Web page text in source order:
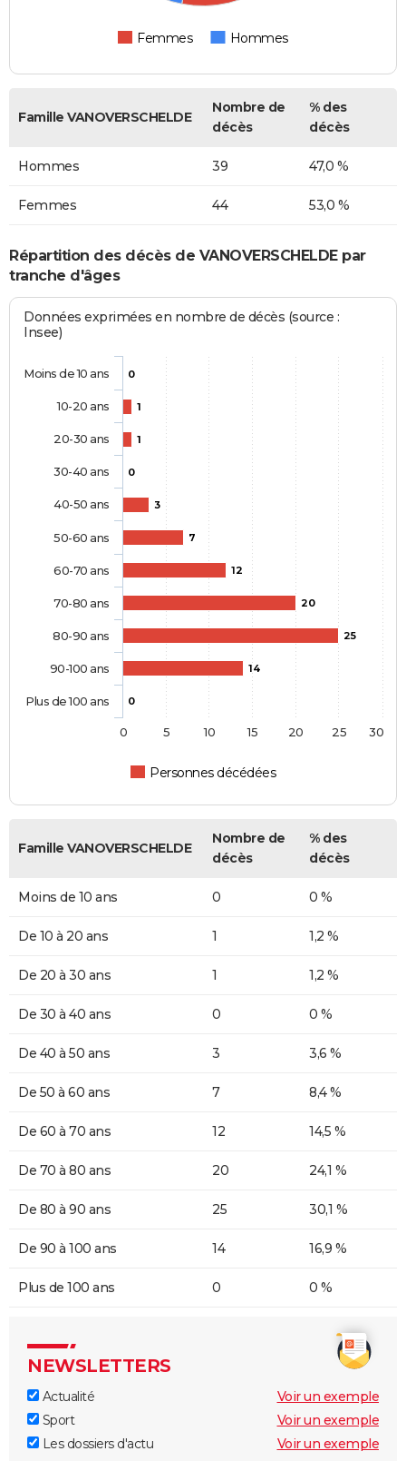
Femmes Hommes
Famille VANOVERSCHELDE
Nombre de
décès
% des
décès
Hommes 39 47,0 %
Femmes 44 53,0 %
Répartition des décès de VANOVERSCHELDE par
tranche d'âges
Données exprimées en nombre de décès (source :
Insee)
0
1
1
0
3
7
12
20
25
14
0
Personnes décédées
Moins de 10 ans
10-20 ans
20-30 ans
30-40 ans
40-50 ans
50-60 ans
60-70 ans
70-80 ans
80-90 ans
90-100 ans
Plus de 100 ans
0 5 10 15 20 25 30
Famille VANOVERSCHELDE
Nombre de
décès
% des
décès
Moins de 10 ans 0 0 %
De 10 à 20 ans 1 1,2 %
De 20 à 30 ans 1 1,2 %
De 30 à 40 ans 0 0 %
De 40 à 50 ans 3 3,6 %
De 50 à 60 ans 7 8,4 %
De 60 à 70 ans 12 14,5 %
De 70 à 80 ans 20 24,1 %
De 80 à 90 ans 25 30,1 %
De 90 à 100 ans 14 16,9 %
Plus de 100 ans 0 0 %
NEWSLETTERS
Actualité
Voir un exemple
Sport
Voir un exemple
Les dossiers d'actu
Voir un exemple